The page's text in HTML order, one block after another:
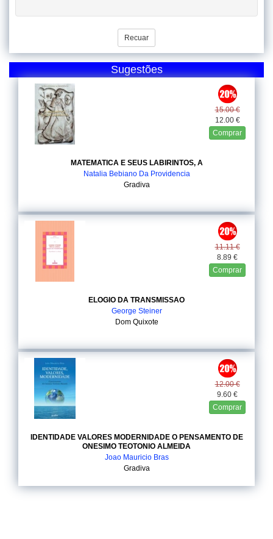
Recuar
Sugestões
15.00 €
12.00 €
Comprar
MATEMATICA E SEUS LABIRINTOS, A
Natalia Bebiano Da Providencia
Gradiva
11.11 €
8.89 €
Comprar
ELOGIO DA TRANSMISSAO
George Steiner
Dom Quixote
12.00 €
9.60 €
Comprar
IDENTIDADE VALORES MODERNIDADE O PENSAMENTO DE
ONESIMO TEOTONIO ALMEIDA
Joao Mauricio Bras
Gradiva